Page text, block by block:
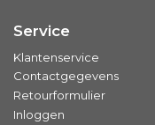
Service
Klantenservice
Contactgegevens
Retourformulier
Inloggen